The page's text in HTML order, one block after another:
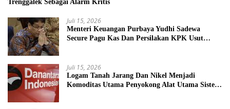
Trenggalek Sebagai Alarm Kritis
Juli 15, 2026
Menteri Keuangan Purbaya Yudhi Sadewa
Secure Pagu Kas Dan Persilakan KPK Usut
Juli 15, 2026
Logam Tanah Jarang Dan Nikel Menjadi
Komoditas Utama Penyokong Alat Utama Sistem